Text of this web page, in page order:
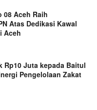
08 Aceh Raih
Atas Dedikasi Kawal
Aceh
Rp10 Juta kepada Baitul
Pengelolaan Zakat